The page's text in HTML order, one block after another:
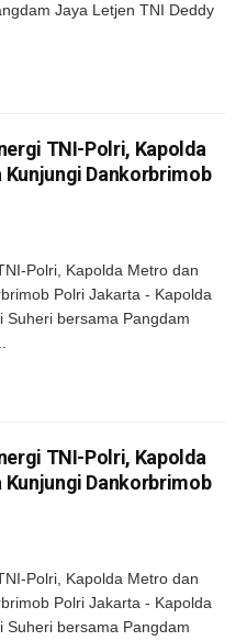
Jaya Letjen TNI Deddy
TNI-Polri, Kapolda
Dankorbrimob
Polri, Kapolda Metro dan
Polri Jakarta - Kapolda
Suheri bersama Pangdam
TNI-Polri, Kapolda
Dankorbrimob
Polri, Kapolda Metro dan
Polri Jakarta - Kapolda
Suheri bersama Pangdam